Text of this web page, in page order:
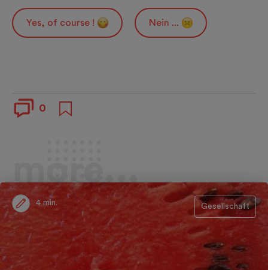
Yes, of course ! Nein ...
0
4 min. Gesellschaft